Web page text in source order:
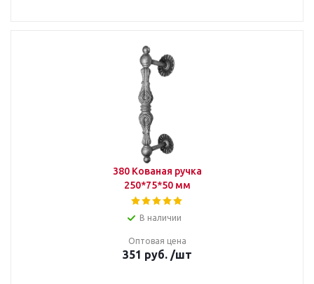
380 Кованая ручка
250*75*50 мм
В наличии
Оптовая цена
351 руб. /шт